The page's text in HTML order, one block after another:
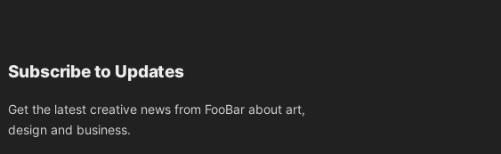
Subscribe to Updates
Get the latest creative news from FooBar about art,
design and business.